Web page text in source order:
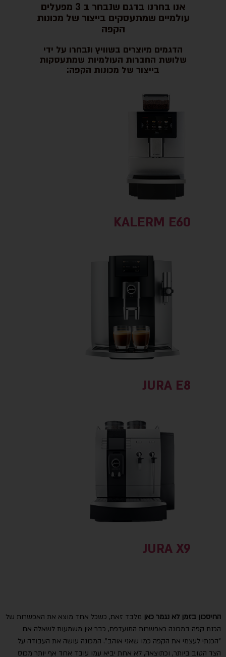
אנו בחרנו בדגם שנבחר ב 3 מפעלים
עולמיים שמתעסקים בייצור של מכונות
הקפה
הדגמים מיוצרים בשוויץ ונבחרו על ידי
שלושת החברות העולמיות שמתעסקות
בייצור של מכונות הקפה:
KALERM E60
JURA E8
JURA X9
החיסכון בזמן לא נגמר כאן מלבד זאת, כשכל אחד מוצא את האפשרות של
הכנת קפה במכונה כאפשרות המועדפת, כבר אין משמעות לשאלה אם
"הכנתי לעצמי את הקפה כמו שאני אוהב". המכונה עושה את העבודה על
הצד הטוב ביותר, וכתוצאה, לא אחת יביא עמו עובד אחד אף יותר מכוס